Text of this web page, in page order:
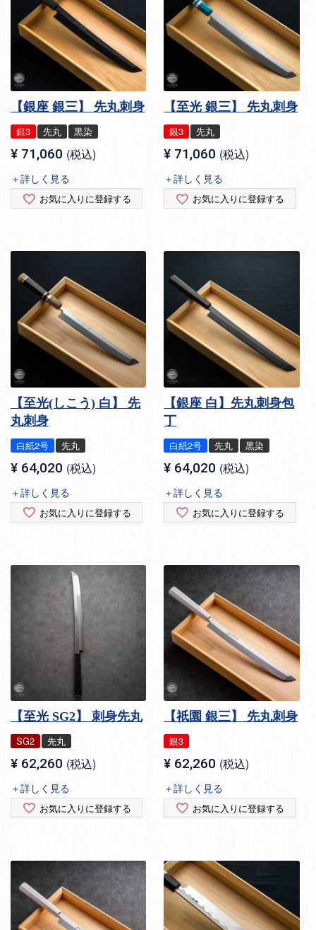
【銀座 銀三】 先丸刺身
銀3 先丸 黒染
¥ 71,060 税込
＋詳しく見る
お気に入りに登録する
【至光 銀三】 先丸刺身
銀3 先丸
¥ 71,060 税込
＋詳しく見る
お気に入りに登録する
【至光(しこう) 白】 先
丸刺身
白紙2号 先丸
¥ 64,020 税込
＋詳しく見る
お気に入りに登録する
【銀座 白】先丸刺身包
丁
白紙2号 先丸 黒染
¥ 64,020 税込
＋詳しく見る
お気に入りに登録する
【至光 SG2】 刺身先丸
SG2 先丸
¥ 62,260 税込
＋詳しく見る
お気に入りに登録する
【祇園 銀三】 先丸刺身
銀3
¥ 62,260 税込
＋詳しく見る
お気に入りに登録する